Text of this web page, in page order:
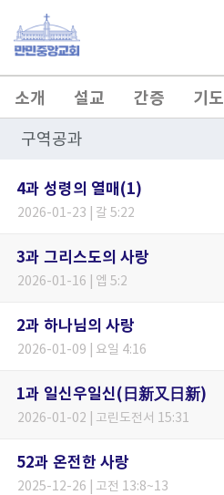
소개 설교 간증 기도
구역공과
4과 성령의 열매(1)
2026-01-23 | 갈 5:22
3과 그리스도의 사랑
2026-01-16 | 엡 5:2
2과 하나님의 사랑
2026-01-09 | 요일 4:16
1과 일신우일신(日新又日新)
2026-01-02 | 고린도전서 15:31
52과 온전한 사랑
2025-12-26 | 고전 13:8~13